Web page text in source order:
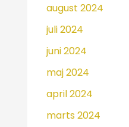
august 2024
juli 2024
juni 2024
maj 2024
april 2024
marts 2024